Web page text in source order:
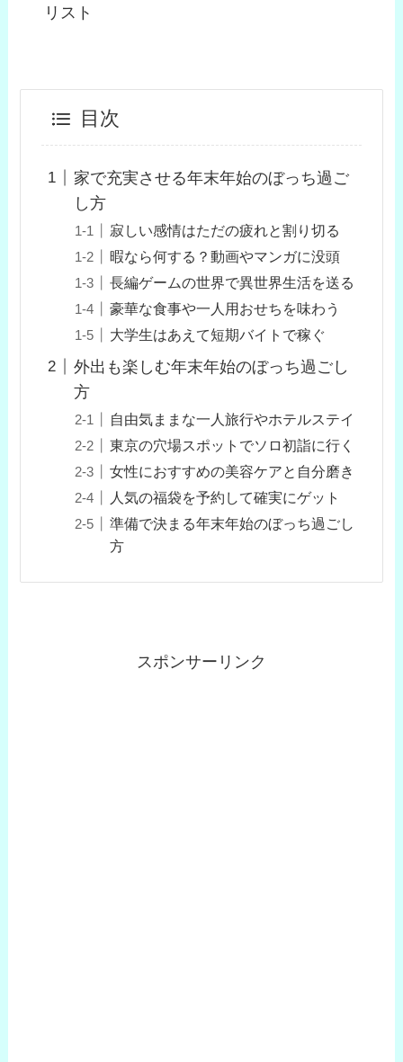
リスト
目次
家で充実させる年末年始のぼっち過ご
し方
寂しい感情はただの疲れと割り切る
暇なら何する？動画やマンガに没頭
長編ゲームの世界で異世界生活を送る
豪華な食事や一人用おせちを味わう
大学生はあえて短期バイトで稼ぐ
外出も楽しむ年末年始のぼっち過ごし
方
自由気ままな一人旅行やホテルステイ
東京の穴場スポットでソロ初詣に行く
女性におすすめの美容ケアと自分磨き
人気の福袋を予約して確実にゲット
準備で決まる年末年始のぼっち過ごし
方
スポンサーリンク